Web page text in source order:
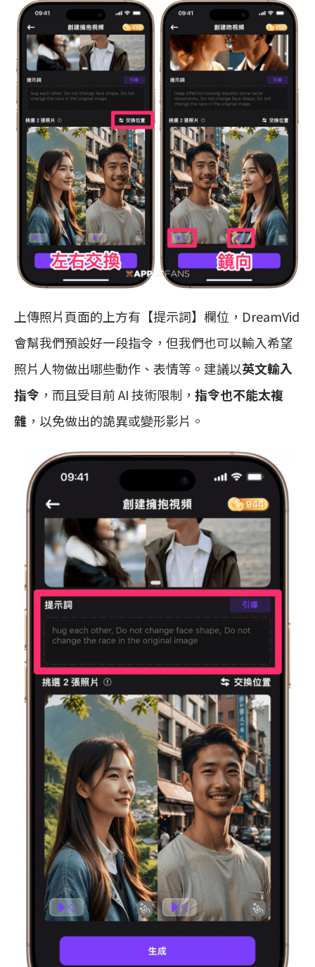
上傳照片頁面的上方有【提示詞】欄位，DreamVid
會幫我們預設好一段指令，但我們也可以輸入希望
照片人物做出哪些動作、表情等。建議以英文輸入
指令 ，而且受目前 AI 技術限制， 指令也不能太複
雜 ，以免做出的詭異或變形影片。